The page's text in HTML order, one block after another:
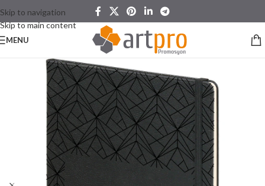
Skip to navigation
Skip to main content
MENU